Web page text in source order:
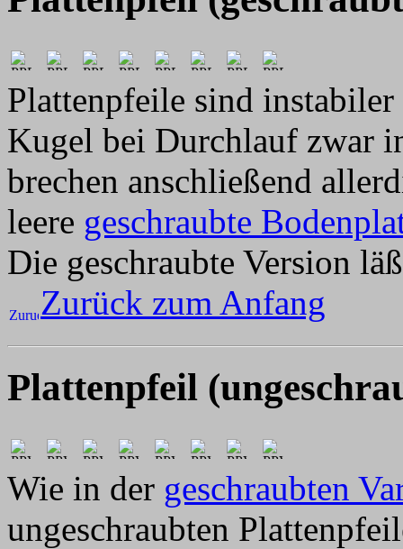
Plattenpfeile sind
Kugel bei Durchlauf zwar
brechen anschließend
leere geschraubte
Die geschraubte Version
Zurück zum Anfang
Plattenpfeil
Wie in der geschraubten
ungeschraubten